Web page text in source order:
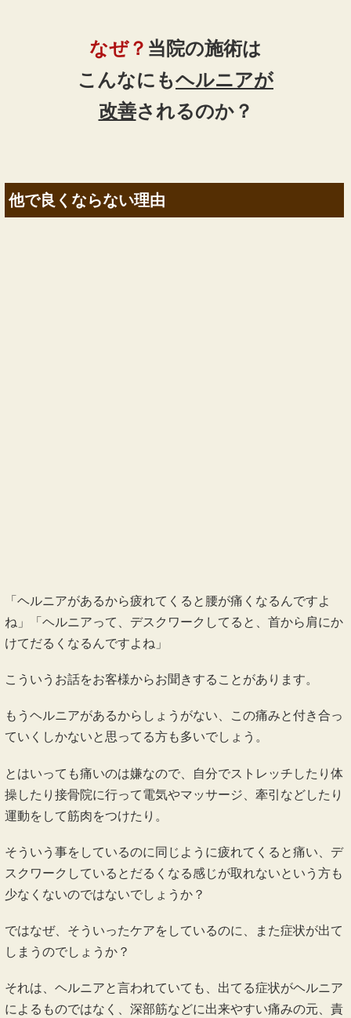
なぜ？ 当院の施術は
こんなにもヘルニアが
改善されるのか？
他で良くならない理由
「ヘルニアがあるから疲れてくると腰が痛くなるんですよ
ね」「ヘルニアって、デスクワークしてると、首から肩にか
けてだるくなるんですよね」
こういうお話をお客様からお聞きすることがあります。
もうヘルニアがあるからしょうがない、この痛みと付き合っ
ていくしかないと思ってる方も多いでしょう。
とはいっても痛いのは嫌なので、自分でストレッチしたり体
操したり接骨院に行って電気やマッサージ、牽引などしたり
運動をして筋肉をつけたり。
そういう事をしているのに同じように疲れてくると痛い、デ
スクワークしているとだるくなる感じが取れないという方も
少なくないのではないでしょうか？
ではなぜ、そういったケアをしているのに、また症状が出て
しまうのでしょうか？
それは、ヘルニアと言われていても、出てる症状がヘルニア
によるものではなく、深部筋などに出来やすい痛みの元、責